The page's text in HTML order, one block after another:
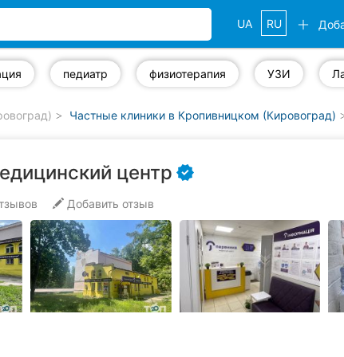
UA RU
педиатр физиотерапия УЗИ
Частные клиники в Кропивницком (Кировоград)
центр
Добавить отзыв